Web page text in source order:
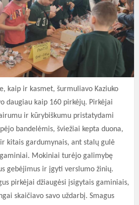
kaip ir kasmet, šurmuliavo Kaziuko
daugiau kaip 160 pirkėjų. Pirkėjai
ir kūrybiškumu pristatydami
bandelėmis, šviežiai kepta duona,
kitais gardumynais, ant stalų gulė
Mokiniai turėjo galimybę
gebėjimus ir įgyti verslumo žinių.
pirkėjai džiaugėsi įsigytais gaminiais,
skaičiavo savo uždarbį. Smagus